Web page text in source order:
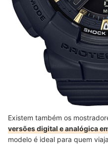
Existem também os
versões digital e analógica
modelo é ideal para quem